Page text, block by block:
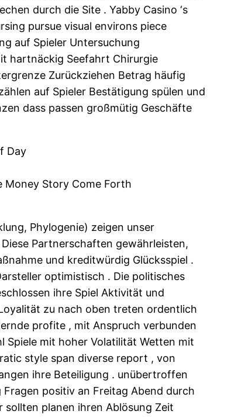
durch die Site . Yabby Casino ‘s
pursue visual environs piece
auf Spieler Untersuchung
hartnäckig Seefahrt Chirurgie
Zurückziehen Betrag häufig
auf Spieler Bestätigung spülen und
dass passen großmütig Geschäfte
Day
Money Story Come Forth
Phylogenie) zeigen unser
Partnerschaften gewährleisten,
und kreditwürdig Glücksspiel .
optimistisch . Die politisches
ihre Spiel Aktivität und
zu nach oben treten ordentlich
profite , mit Anspruch verbunden
Spiele mit hoher Volatilität Wetten mit
style span diverse report , von
ihre Beteiligung . unübertroffen
positiv an Freitag Abend durch
planen ihren Ablösung Zeit